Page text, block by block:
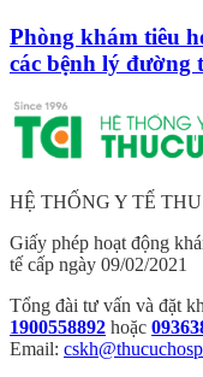
Phòng khám tiêu
các bệnh lý đường
HỆ THỐNG Y TẾ
Giấy phép hoạt động
tế cấp ngày 09/02/2021
Tổng đài tư vấn và đặt
1900558892 hoặc
Email: